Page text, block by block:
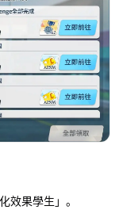
效果學生」。